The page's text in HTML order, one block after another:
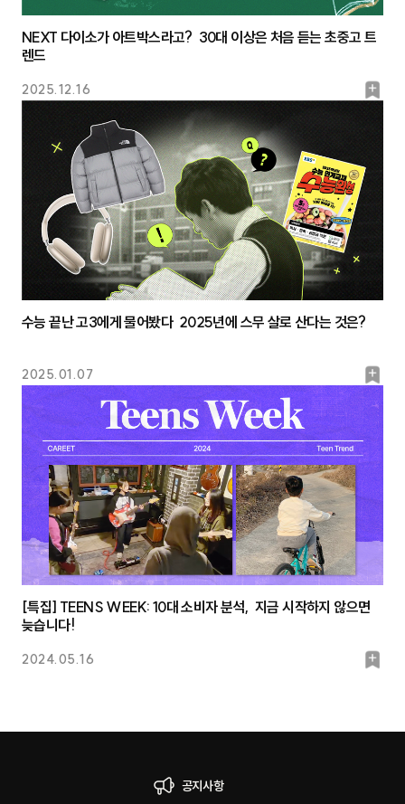
2025.12.16
북
NEXT 다이소가 아트박스라고? 30대 이상은 처음 듣는 초중고 트
렌드
2025.01.07
북
마
크
수능 끝난 고3에게 물어봤다 2025년에 스무 살로 산다는 것은?
2024.05.16
북
[특집] TEENS WEEK: 10대 소비자 분석, 지금 시작하지 않으면
늦습니다!
공지사항